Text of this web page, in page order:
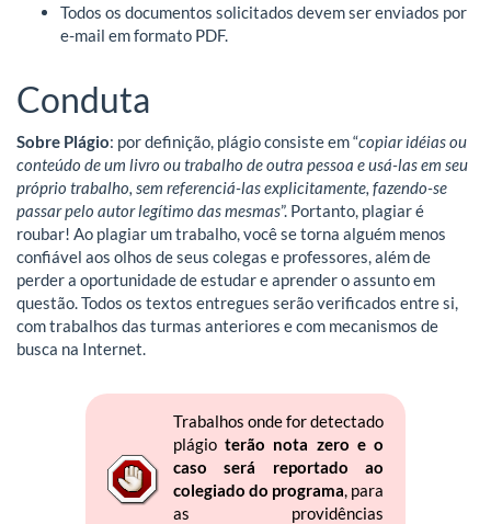
Todos os documentos solicitados devem ser enviados por
e-mail em formato PDF.
Conduta
Sobre Plágio: por definição, plágio consiste em “copiar idéias ou
conteúdo de um livro ou trabalho de outra pessoa e usá-las em seu
próprio trabalho, sem referenciá-las explicitamente, fazendo-se
passar pelo autor legítimo das mesmas”. Portanto, plagiar é
roubar! Ao plagiar um trabalho, você se torna alguém menos
confiável aos olhos de seus colegas e professores, além de
perder a oportunidade de estudar e aprender o assunto em
questão. Todos os textos entregues serão verificados entre si,
com trabalhos das turmas anteriores e com mecanismos de
busca na Internet.
Trabalhos onde for detectado
plágioterão nota zero e o
caso será reportado ao
colegiado do programa, para
as providências